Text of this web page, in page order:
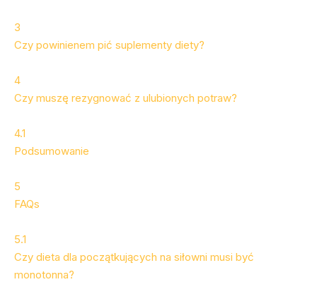
3
Czy powinienem pić suplementy diety?
4
Czy muszę rezygnować z ulubionych potraw?
4.1
Podsumowanie
5
FAQs
5.1
Czy dieta dla początkujących na siłowni musi być
monotonna?